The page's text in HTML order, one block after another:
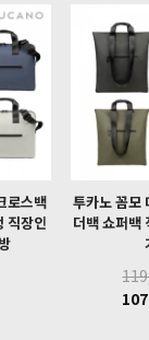
로스백
직장인
투카노 꼼모
더백 쇼퍼백